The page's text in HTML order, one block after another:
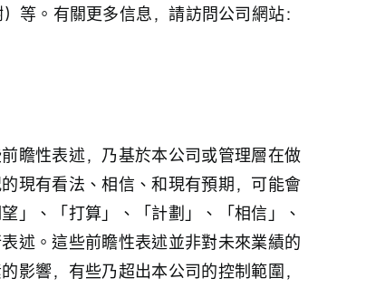
等。有關更多信息，請訪問公司網站：
瞻性表述，乃基於本公司或管理層在做
現有看法、相信、和現有預期，可能會
」、「打算」、「計劃」、「相信」、
述。這些前瞻性表述並非對未來業績的
影響，有些乃超出本公司的控制範圍，